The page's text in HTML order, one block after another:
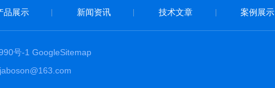
品展示 新闻资讯 技术文章 案例展示
号-1 GoogleSitemap